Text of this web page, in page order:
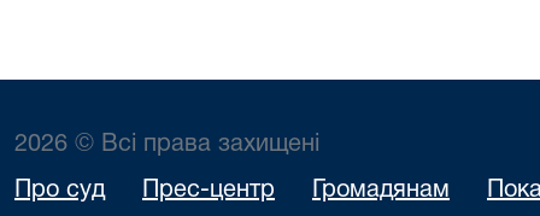
2026 © Всі права захищені
Про суд Прес-центр Громадянам